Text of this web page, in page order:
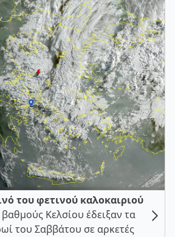
του φετινού καλοκαιριού
Κελσίου έδειξαν τα
του Σαββάτου σε αρκετές